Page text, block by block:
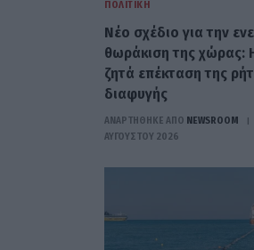
ΠΟΛΙΤΙΚΉ
Νέο σχέδιο για την
θωράκιση της χώρας:
ζητά επέκταση της
διαφυγής
ΑΝΑΡΤΗΘΗΚΕ ΑΠΟ NEWSROOM
ΑΥΓΟΎΣΤΟΥ 2026